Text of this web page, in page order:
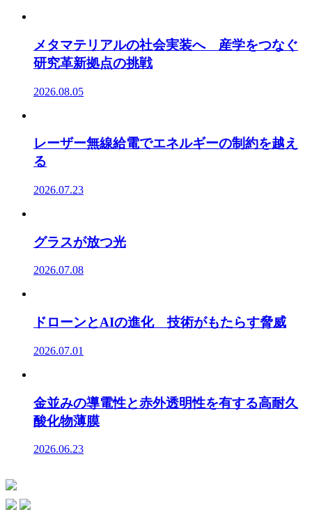
メタマテリアルの社会実装へ 産学をつなぐ
研究革新拠点の挑戦
2026.08.05
レーザー無線給電でエネルギーの制約を越え
る
2026.07.23
グラスが放つ光
2026.07.08
ドローンとAIの進化 技術がもたらす脅威
2026.07.01
金並みの導電性と赤外透明性を有する高耐久
酸化物薄膜
2026.06.23